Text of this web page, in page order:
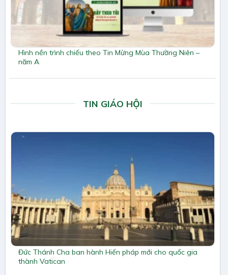
Hình nền trình chiếu theo Tin Mừng Mùa Thường Niên –
năm A
TIN GIÁO HỘI
Đức Thánh Cha ban hành Hiến pháp mới cho quốc gia
thành Vatican